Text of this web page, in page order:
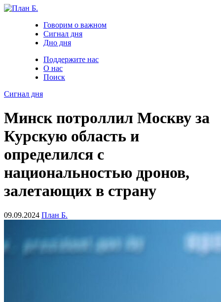
Говорим о важном
Сигнал дня
Дно дня
Поддержите нас
О нас
Поиск
Сигнал дня
Минск потроллил Москву за
Курскую область и
определился с
национальностью дронов,
залетающих в страну
09.09.2024 План Б.